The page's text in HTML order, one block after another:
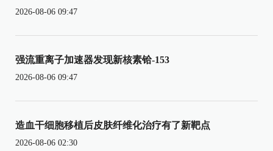
2026-08-06 09:47
强流重离子加速器发现新核素铪-153
2026-08-06 09:47
造血干细胞移植后皮肤纤维化治疗有了新靶点
2026-08-06 02:30